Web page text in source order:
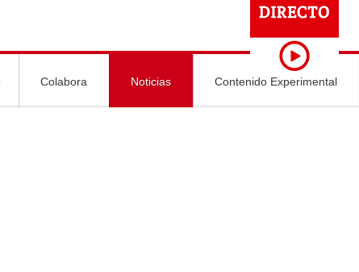
Colabora Noticias Contenido Experimental